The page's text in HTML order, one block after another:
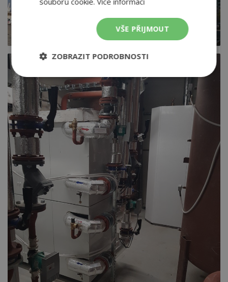
VŠE PŘIJMOUT
ZOBRAZIT PODROBNOSTI
Nezbytně
nutné
soubory
Výkonové
soubory
Soubory
Funkční soubory
Nezařazené
soubory
Nezbytně nutné soubory
Výkonové soubory
Soubory cílení
Funkční soubory
Nezařazené soubory
Nezbytně nutné soubory cookie umožňují
základní funkce webových stránek, jako je
přihlášení uživatele a správa účtu. Webové stránky